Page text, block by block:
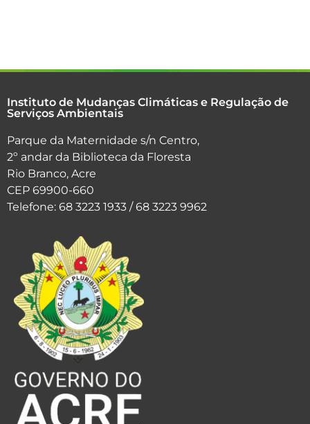
Instituto de Mudanças Climáticas e Regulação de
Serviços Ambientais
Parque da Maternidade s/n Centro,
2º andar da Biblioteca da Floresta
Rio Branco, Acre
CEP 69900-660
Telefone: 68 3223 1933 / 68 3223 9962